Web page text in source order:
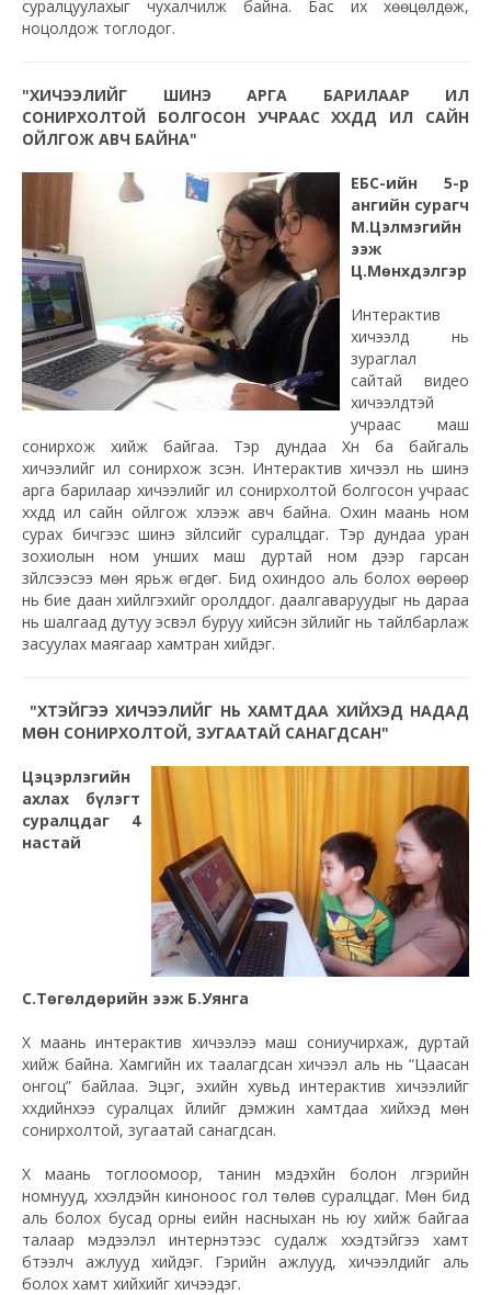
суралцуулахыг чухалчилж байна. Бас их хөөцөлдөж,
ноцолдож тоглодог.
"ХИЧЭЭЛИЙГ ШИНЭ АРГА БАРИЛААР ИЛҮҮ
СОНИРХОЛТОЙ БОЛГОСОН УЧРААС ХҮҮХДҮҮД ИЛҮҮ САЙН
ОЙЛГОЖ АВЧ БАЙНА"
ЕБС-ийн 5-р
ангийн сурагч
М.Цэлмэгийн
ээж
Ц.Мөнхдэлгэр
Интерактив
хичээлүүд нь
зураглал
сайтай видео
хичээлүүдтэй
учраас маш
сонирхож хийж байгаа. Тэр дундаа Хүн ба байгаль
хичээлийг илүү сонирхож үзсэн. Интерактив хичээл нь шинэ
арга барилаар хичээлийг илүү сонирхолтой болгосон учраас
хүүхдүүд илүү сайн ойлгож хүлээж авч байна. Охин маань ном
сурах бичгээс шинэ зүйлсийг суралцдаг. Тэр дундаа уран
зохиолын ном унших маш дуртай ном дээр гарсан
зүйлсээсээ мөн ярьж өгдөг. Бид охиндоо аль болох өөрөөр
нь бие даан хийлгэхийг оролддог. даалгаваруудыг нь дараа
нь шалгаад дутуу эсвэл буруу хийсэн зүйлийг нь тайлбарлаж
засуулах маягаар хамтран хийдэг.
"ХҮҮТЭЙГЭЭ ХИЧЭЭЛИЙГ НЬ ХАМТДАА ХИЙХЭД НАДАД
МӨН СОНИРХОЛТОЙ, ЗУГААТАЙ САНАГДСАН"
Цэцэрлэгийн
ахлах бүлэгт
суралцдаг 4
настай
С.Төгөлдөрийн ээж Б.Уянга
Хүү маань интерактив хичээлээ маш сониучирхаж, дуртай
хийж байна. Хамгийн их таалагдсан хичээл аль нь “Цаасан
онгоц” байлаа. Эцэг, эхийн хувьд интерактив хичээлийг
хүүхдийнхээ суралцах үйлийг дэмжин хамтдаа хийхэд мөн
сонирхолтой, зугаатай санагдсан.
Хүү маань тоглоомоор, танин мэдэхүйн болон үлгэрийн
номнууд, хүүхэлдэйн киноноос гол төлөв суралцдаг. Мөн бид
аль болох бусад орны үеийн насныхан нь юу хийж байгаа
талаар мэдээлэл интернэтээс судалж хүүхэдтэйгээ хамт
бүтээлч ажлууд хийдэг. Гэрийн ажлууд, хичээлүүдийг аль
болох хамт хийхийг хичээдэг.